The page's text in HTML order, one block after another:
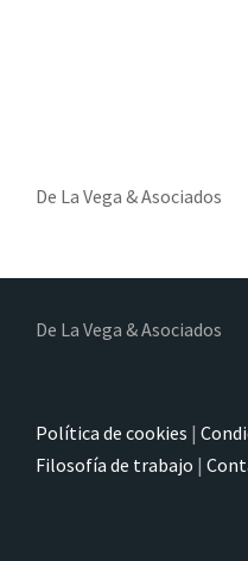
De La Vega & Asociados
De La Vega & Asociados
Política de cookies |
Filosofía de trabajo |